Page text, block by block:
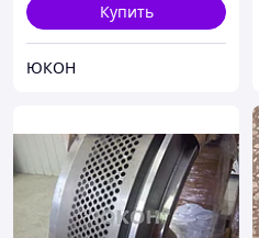
Купить
ЮКОН